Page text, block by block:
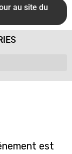
au site du
est